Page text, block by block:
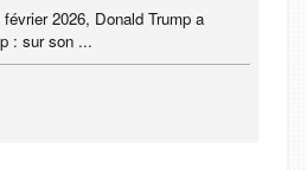
2026, Donald Trump a
: sur son ...